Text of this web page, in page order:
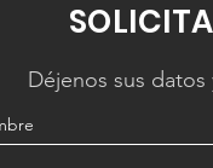
Déjenos sus